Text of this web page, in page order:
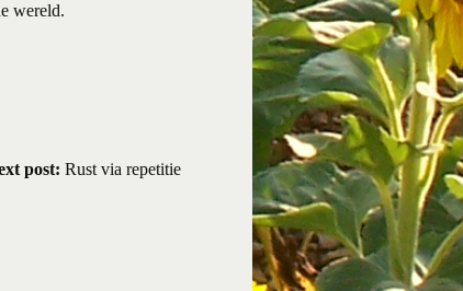
wereld.
post: Rust via repetitie